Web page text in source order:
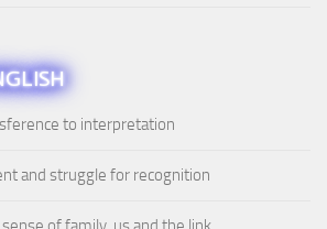
to interpretation
and struggle for recognition